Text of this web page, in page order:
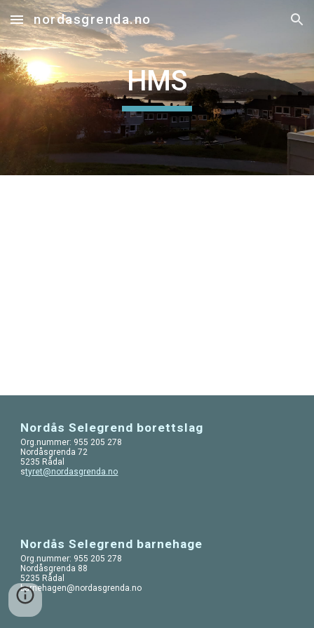
Skip to main content Skip to navigation
nordasgrenda.no
HMS
Nordås Selegrend borettslag
Org.nummer: 955 205 278
Nordåsgrenda 72
5235 Rådal
styret@nordasgrenda.no
Nordås Selegrend barnehage
Org.nummer: 955 205 278
Nordåsgrenda 88
5235 Rådal
barnehagen@nordasgrenda.no